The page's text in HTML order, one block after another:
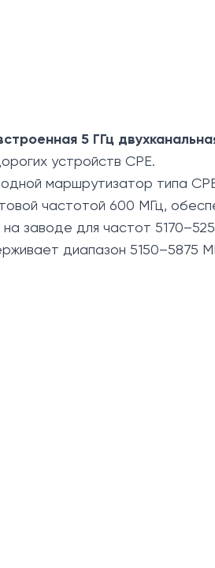
5 ГГц
устройств CPE.
маршрутизатор типа
частотой 600 МГц,
заводе для частот
диапазон 5150–5875